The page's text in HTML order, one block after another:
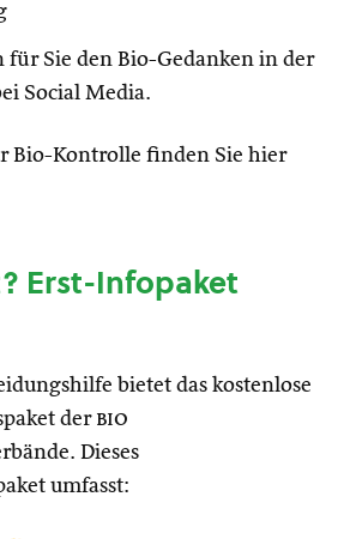
Sie den Bio-Gedanken in der
Social Media.
Bio-Kontrolle finden Sie hier
Erst-Infopaket
bietet das kostenlose
der bio
Dieses
umfasst: